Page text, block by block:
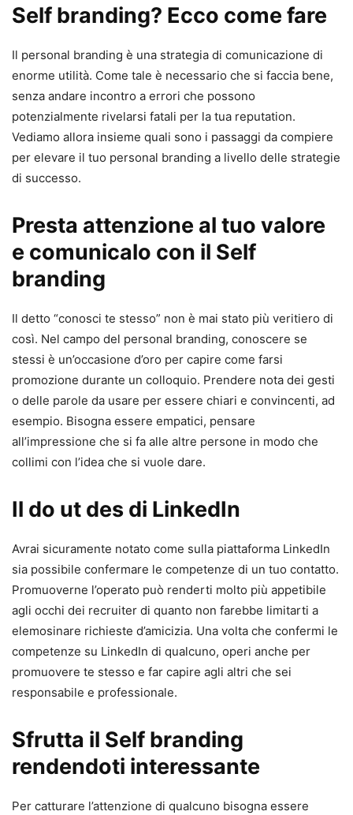
Self branding? Ecco come fare
Il personal branding è una strategia di comunicazione di
enorme utilità. Come tale è necessario che si faccia bene,
senza andare incontro a errori che possono
potenzialmente rivelarsi fatali per la tua reputation.
Vediamo allora insieme quali sono i passaggi da compiere
per elevare il tuo personal branding a livello delle strategie
di successo.
Presta attenzione al tuo valore
e comunicalo con il Self
branding
Il detto “conosci te stesso” non è mai stato più veritiero di
così. Nel campo del personal branding, conoscere se
stessi è un’occasione d’oro per capire come farsi
promozione durante un colloquio. Prendere nota dei gesti
o delle parole da usare per essere chiari e convincenti, ad
esempio. Bisogna essere empatici, pensare
all’impressione che si fa alle altre persone in modo che
collimi con l’idea che si vuole dare.
Il do ut des di LinkedIn
Avrai sicuramente notato come sulla piattaforma LinkedIn
sia possibile confermare le competenze di un tuo contatto.
Promuoverne l’operato può renderti molto più appetibile
agli occhi dei recruiter di quanto non farebbe limitarti a
elemosinare richieste d’amicizia. Una volta che confermi le
competenze su LinkedIn di qualcuno, operi anche per
promuovere te stesso e far capire agli altri che sei
responsabile e professionale.
Sfrutta il Self branding
rendendoti interessante
Per catturare l’attenzione di qualcuno bisogna essere